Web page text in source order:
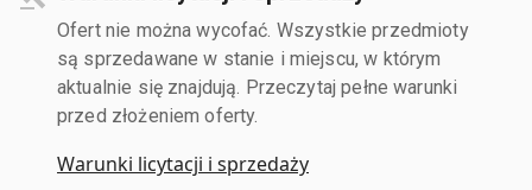
Ofert nie można wycofać. Wszystkie przedmioty
są sprzedawane w stanie i miejscu, w którym
aktualnie się znajdują. Przeczytaj pełne warunki
przed złożeniem oferty.
Warunki licytacji i sprzedaży